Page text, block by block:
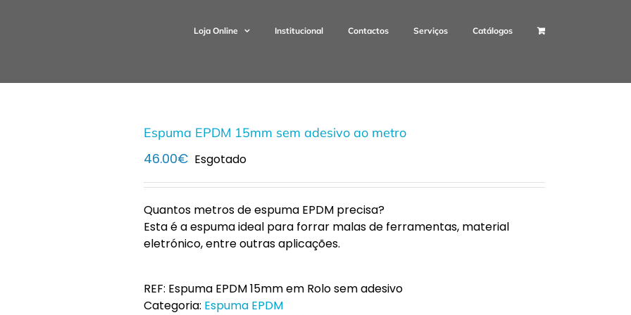
Loja Online Institucional Contactos Serviços Catálogos
Espuma EPDM 15mm sem adesivo ao metro
46.00€ Esgotado
Quantos metros de espuma EPDM precisa?
Esta é a espuma ideal para forrar malas de ferramentas, material
eletrónico, entre outras aplicações.
REF: Espuma EPDM 15mm em Rolo sem adesivo
Categoria: Espuma EPDM